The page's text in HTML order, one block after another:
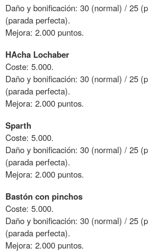
Daño y bonificación: 30 (normal) / 25
(parada perfecta).
Mejora: 2.000 puntos.
HAcha Lochaber
Coste: 5.000.
Daño y bonificación: 30 (normal) / 25
(parada perfecta).
Mejora: 2.000 puntos.
Sparth
Coste: 5.000.
Daño y bonificación: 30 (normal) / 25
(parada perfecta).
Mejora: 2.000 puntos.
Bastón con pinchos
Coste: 5.000.
Daño y bonificación: 30 (normal) / 25
(parada perfecta).
Mejora: 2.000 puntos.